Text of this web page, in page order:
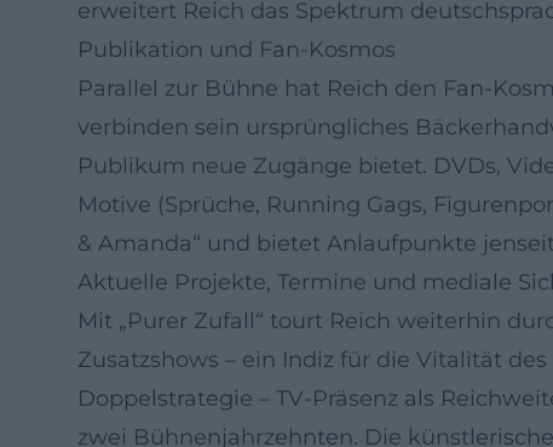
erweitert Reich das Spektrum
Publikation und Fan-Kosmos
Parallel zur Bühne hat Reich den Fan-
verbinden sein ursprüngliches
Publikum neue Zugänge bietet. DVDs,
Motive (Sprüche, Running Gags,
& Amanda“ und bietet Anlaufpunkte
Aktuelle Projekte, Termine und mediale
Mit „Purer Zufall“ tourt Reich weiterhin
Zusatzshows – ein Indiz für die Vitalität
Doppelstrategie – TV-Präsenz als
zwei Bühnenjahrzehnten. Die